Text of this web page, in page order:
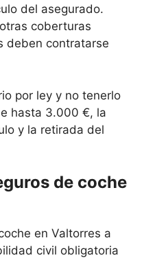
del asegurado.
coberturas
deben contratarse
por ley y no tenerlo
hasta 3.000 €, la
y la retirada del
de coche
en Valtorres a
civil obligatoria